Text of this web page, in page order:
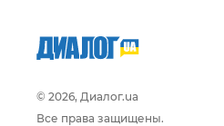
© 2026, Диалог.ua
Все права защищены.